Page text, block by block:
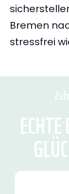
Bremen
stressfrei